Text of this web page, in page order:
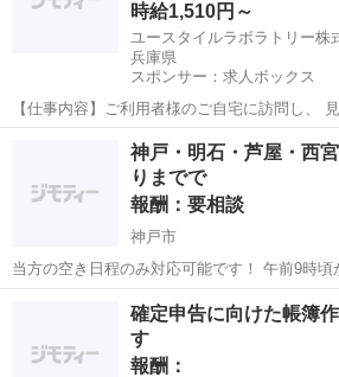
時給1,510円～
ユースタイルラボラトリー株
兵庫県
スポンサー：求人ボックス
【仕事内容】ご利用者様のご自宅に訪問し、
を行う 訪問介護のお仕事です! 未経験から始
な内容 ・見守り ・食事介助 ・身の回りの整
・痰の吸引 ・身体を清潔に...
アルバイト・パート
神戸・明石・芦屋・西
りまでで
報酬：要相談
神戸市
当方の空き日程のみ対応可能です！ 午前9時頃から17時頃まで草刈り
などのお手伝いをしますよ！場所によっては
時刻からのお伺いとなるので上記時間は当方
ください。梅田近辺の場合は朝の9...
神戸市 手伝いたい/助けたい
確定申告に向けた帳簿
す
報酬：